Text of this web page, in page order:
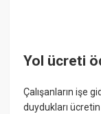
Yol ücreti
Çalışanların işe
duydukları